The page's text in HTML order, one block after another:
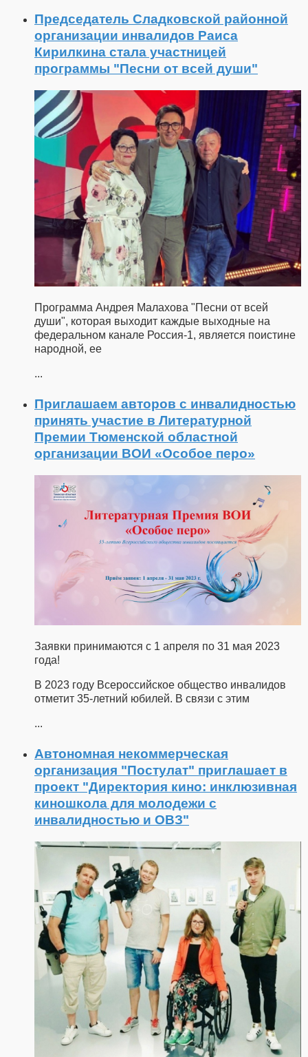
Председатель Сладковской районной
организации инвалидов Раиса
Кирилкина стала участницей
программы "Песни от всей души"
Программа Андрея Малахова "Песни от всей
души", которая выходит каждые выходные на
федеральном канале Россия-1, является поистине
народной, ее
...
Приглашаем авторов с инвалидностью
принять участие в Литературной
Премии Тюменской областной
организации ВОИ «Особое перо»
Заявки принимаются с 1 апреля по 31 мая 2023
года!
В 2023 году Всероссийское общество инвалидов
отметит 35-летний юбилей. В связи с этим
...
Автономная некоммерческая
организация "Постулат" приглашает в
проект "Директория кино: инклюзивная
киношкола для молодежи с
инвалидностью и ОВЗ"